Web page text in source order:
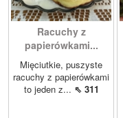
Racuchy z
papierówkami...
Mięciutkie, puszyste
racuchy z papierówkami
to jeden z... ⇖ 311